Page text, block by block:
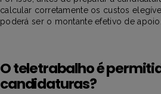
calcular corretamente os custos
poderá ser o montante efetivo de apoio.
O teletrabalho é
candidaturas?